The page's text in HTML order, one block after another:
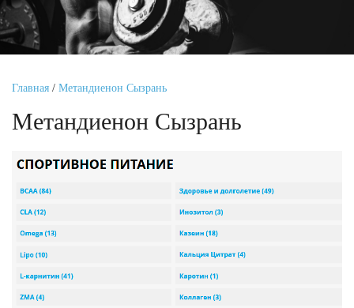
Главная / Метандиенон Сызрань
Метандиенон Сызрань